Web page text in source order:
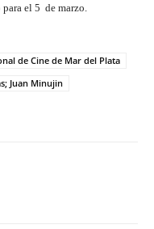
el 5 de marzo.
de Cine de Mar del Plata
Juan Minujin